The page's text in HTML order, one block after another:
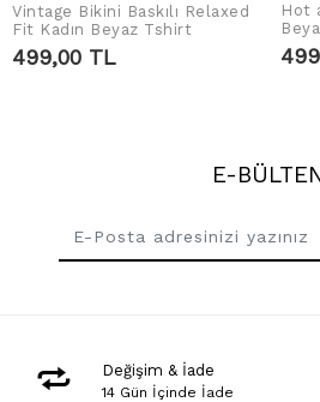
SEPETE EKLE
Vintage Bikini Baskılı Relaxed
Fit Kadın Beyaz Tshirt
499,00 TL
Hot
E-
Değişim & İade
14 Gün İçinde İade